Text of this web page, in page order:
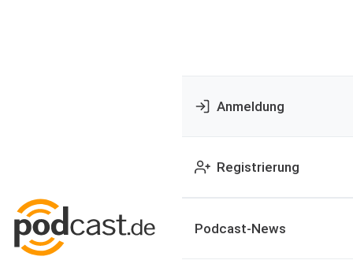
Anmeldung
Registrierung
Podcast-News